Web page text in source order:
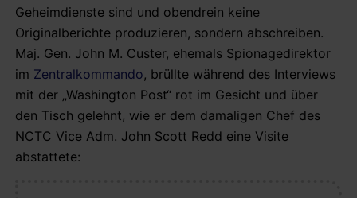
Geheimdienste sind und obendrein keine
Originalberichte produzieren, sondern abschreiben.
Maj. Gen. John M. Custer, ehemals Spionagedirektor
im Zentralkommando, brüllte während des Interviews
mit der „Washington Post“ rot im Gesicht und über
den Tisch gelehnt, wie er dem damaligen Chef des
NCTC Vice Adm. John Scott Redd eine Visite
abstattete: